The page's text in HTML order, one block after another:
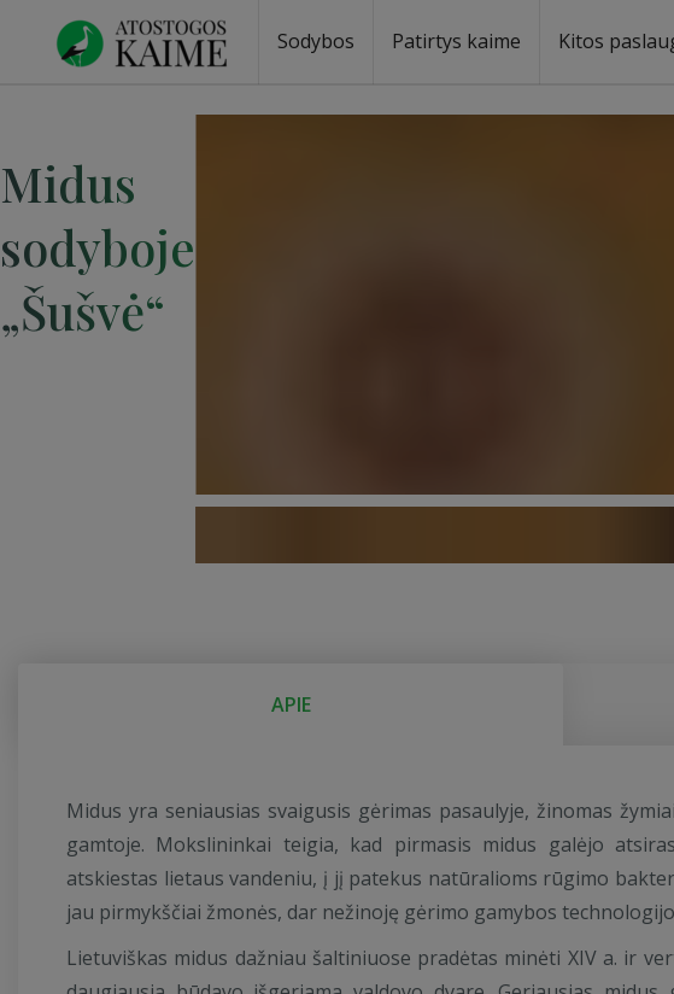
Sodybos Patirtys kaime Kitos
Midus
sodyboje
„Šušvė“
APIE
Midus yra seniausias svaigusis gėrimas pasaulyje, žinomas
gamtoje. Mokslininkai teigia, kad pirmasis midus galėjo
atskiestas lietaus vandeniu, į jį patekus natūralioms rūgimo
jau pirmykščiai žmonės, dar nežinoję gėrimo gamybos
Lietuviškas midus dažniau šaltiniuose pradėtas minėti XIV a. ir